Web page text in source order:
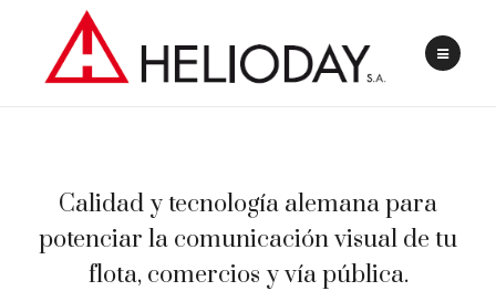
Calidad y tecnología alemana para
potenciar la comunicación visual de tu
flota, comercios y vía pública.